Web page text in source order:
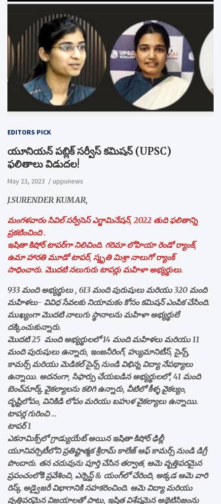
EDITORS PICK
యూనియన్ పబ్లిక్ సర్వీస్ కమిషన్ (UPSC)
ఫలితాలు విడుదల!
May 23, 2023 uppunews
J.SURENDER KUMAR,
మంగళవారం సివిల్ సర్వీసెస్ ఎగ్జామినేషన్, 2022 తుది ఫలితాన్ని
ప్రకటించింది .
ఇషితా కిషోర్ టాపర్‌గా నిలిచింది. గరిమా లోహియా రెండో ర్యాంక్‌,
ఉమా హారతి మూడో టాపర్‌, స్మృతి మిశ్రా నాలుగో ర్యాంక్‌
సాధించారు. మొదటి నలుగురు టాపర్లు మహిళా అభ్యర్థులు.
933 మంది అభ్యర్థులు , 613 మంది పురుషులు మరియు 320 మంది
మహిళలు- వివిధ సేవలకు నియామకం కోసం కమిషన్ ఎంపిక చేసింది.
ముఖ్యంగా మొదటి నాలుగు స్థానాలను మహిళా అభ్యర్థులే
దక్కించుకున్నారు.
మొదటి 25 మంది అభ్యర్థులలో 14 మంది మహిళలు మరియు 11
మంది పురుషులు ఉన్నారు, ఇంజనీరింగ్, హ్యుమానిటీస్, సైన్స్,
కామర్స్ మరియు మెడికల్ సైన్స్ నుండి విభిన్న విద్యా నేపథ్యాలు
ఉన్నాయి. అదనంగా, సిఫార్సు చేయబడిన అభ్యర్థులలో, 41 మంది
బెంచ్‌మార్క్ వైకల్యాలను కలిగి ఉన్నారు, వీటిలో కీళ్ళ వైకల్యం,
దృష్టిలోపం, వినికిడి లోపం మరియు బహుళ వైకల్యాలు ఉన్నాయి.
టాపర్ల గురించి …
టాపర్ 1
ఎకనామిక్స్‌లో గ్రాడ్యుయేట్ అయిన ఇషితా కిషోర్ ఢిల్లీ
యూనివర్సిటీలోని ప్రతిష్టాత్మక శ్రీరామ్ కాలేజ్ ఆఫ్ కామర్స్ నుండి డిగ్రీ
పొందారు. తన చదువును పూర్తి చేసిన తర్వాత, ఆమె వృత్తిపరమైన
ప్రపంచంలోకి ప్రవేశించి, ఎర్నెస్ట్ & యంగ్‌లో చేరింది, అక్కడ ఆమె వారి
రిస్క్ అడ్వైజరీ విభాగానికి సహకరించింది. ఆమె విద్యా మరియు
వృత్తిపరమైన విజయాలతో పాటు, ఇషిత విశేషమైన అథ్లెటిసిజంను